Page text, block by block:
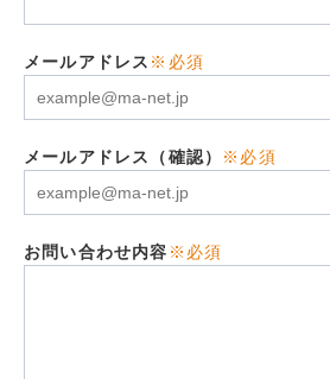
メールアドレス ※必須
メールアドレス（確認） ※必須
お問い合わせ内容 ※必須